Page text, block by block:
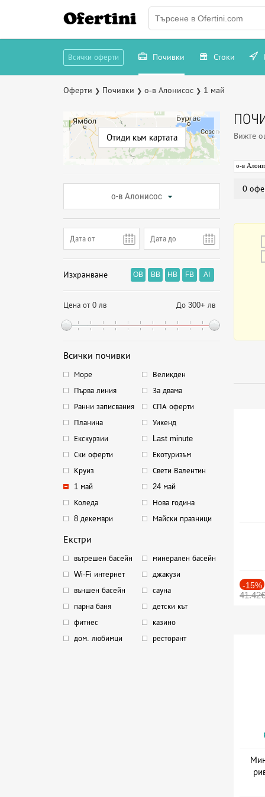
Ofertini
Всички оферти Почивки Стоки
Оферти ❯ Почивки ❯ о-в Алонисос ❯ 1 май
Отиди към картата
о-в Алонисос
Изхранване OB BB HB FB AI
Цена от 0 лв До 300+ лв
Всички почивки
Море
Великден
Първа линия
За двама
Ранни записвания
СПА оферти
Планина
Уикенд
Екскурзии
Last minute
Ски оферти
Екотуризъм
Круиз
Свети Валентин
1 май
24 май
Коледа
Нова година
8 декември
Майски празници
Екстри
вътрешен басейн
минерален басейн
Wi-Fi интернет
джакузи
външен басейн
сауна
парна баня
детски кът
фитнес
казино
дом. любимци
ресторант
Вижте
о-в
0
-15%
41.42€